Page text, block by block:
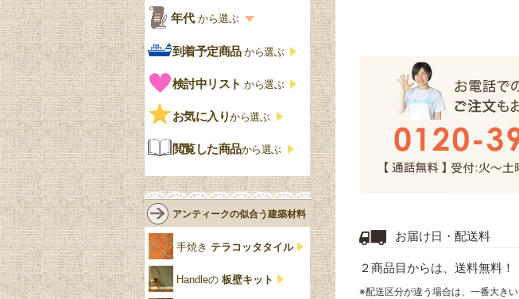
お届け日・配送料
２商品目からは、送料無料！
※配送区分が違う場合は、一番大きい
ェア
洋服タンス
チェストおしゃれ
クローゼット
鏡台
花台
仏壇おしゃれ
靴箱収納
式
エリザベス様式
ジャコビアン
ロココ様式
白・ホワイト
黒・ブラック
コーニス
グ
ストラップワーク
雷文
ビーディング
リネンフォールド
ルネット
アカンサス
パイクラスト
オーク材
マホガニー
ローズウッド材
サテンウッド材
ブランド一覧
Handleオリジナル
ウィリアムモリス
ロイドルーム
コントワールドファミー
ユ
ジェニファーテイラー
年代 から選ぶ
年代別の一覧
アンティーク
ビンテージ
到着予定商品から選ぶ
検討中リスト から選ぶ
お気に入りから選ぶ
閲覧した商品から選ぶ
アンティークの似合う建築材料
手焼き テラコッタタイル
Handleの 板壁キット